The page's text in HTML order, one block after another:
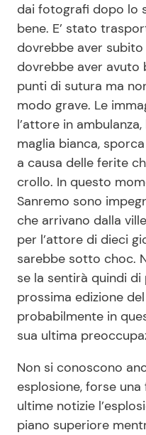
Disclaimer e Privacy
Contattaci
Pubblicità
Privacy Policy
dai fotografi dopo lo
bene. E’ stato
dovrebbe aver
dovrebbe aver avuto
punti di sutura ma
modo grave. Le
l’attore in
maglia bianca,
a causa delle ferite
crollo. In questo
Sanremo sono
che arrivano dalla
per l’attore di dieci
sarebbe sotto choc.
se la sentirà quindi
prossima edizione
probabilmente in
sua ultima
Non si conoscono
esplosione, forse
ultime notizie
piano superiore